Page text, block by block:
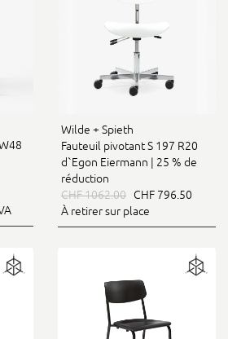
Wilde + Spieth
Fauteuil pivotant S 197 R20
d`Egon Eiermann | 25 % de
réduction
CHF 1062.00 CHF 796.50
À retirer sur place